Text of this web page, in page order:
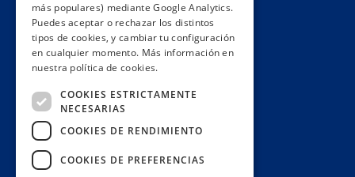
Formación
Código ético
Re-publica
Muro de donantes
más populares) mediante Google Analytics.
Puedes aceptar o rechazar los distintos
tipos de cookies, y cambiar tu configuración
en cualquier momento. Más información en
nuestra política de cookies.
COOKIES ESTRICTAMENTE
NECESARIAS
COOKIES DE RENDIMIENTO
COOKIES DE PREFERENCIAS